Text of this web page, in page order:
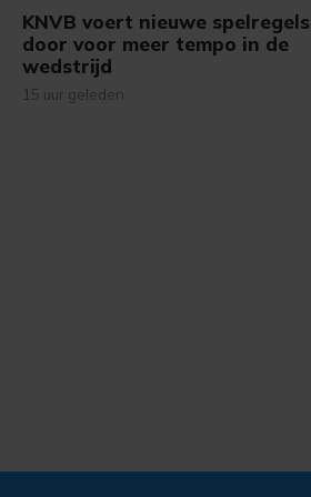
KNVB voert nieuwe spelregels
door voor meer tempo in de
wedstrijd
15 uur geleden